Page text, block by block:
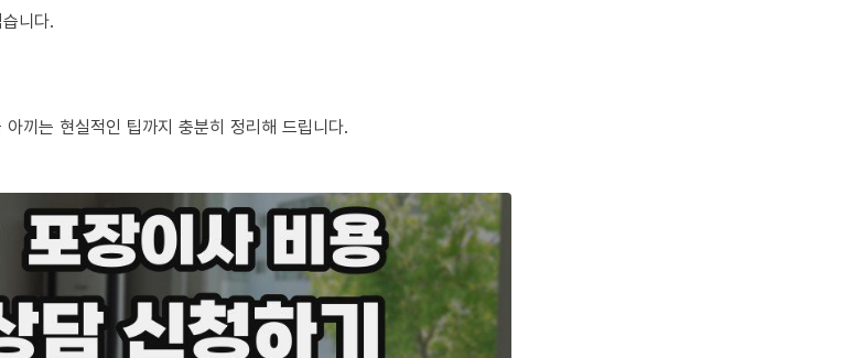
니다.
끼는 현실적인 팁까지 충분히 정리해 드립니다.